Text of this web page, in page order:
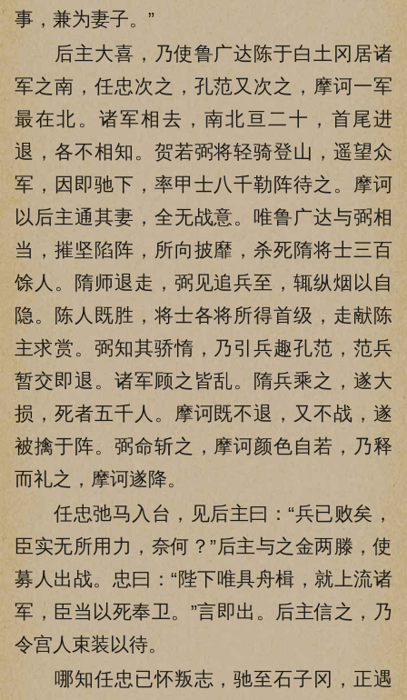
事，兼为妻子。”
后主大喜，乃使鲁广达陈于白土冈居诸
军之南，任忠次之，孔范又次之，摩诃一军
最在北。诸军相去，南北亘二十，首尾进
退，各不相知。贺若弼将轻骑登山，遥望众
军，因即驰下，率甲士八千勒阵待之。摩诃
以后主通其妻，全无战意。唯鲁广达与弼相
当，摧坚陷阵，所向披靡，杀死隋将士三百
馀人。隋师退走，弼见追兵至，辄纵烟以自
隐。陈人既胜，将士各将所得首级，走献陈
主求赏。弼知其骄惰，乃引兵趣孔范，范兵
暂交即退。诸军顾之皆乱。隋兵乘之，遂大
损，死者五千人。摩诃既不退，又不战，遂
被擒于阵。弼命斩之，摩诃颜色自若，乃释
而礼之，摩诃遂降。
任忠弛马入台，见后主曰：“兵已败矣，
臣实无所用力，奈何？”后主与之金两滕，使
募人出战。忠曰：“陛下唯具舟楫，就上流诸
军，臣当以死奉卫。”言即出。后主信之，乃
令宫人束装以待。
哪知任忠已怀叛志，驰至石子冈，正遇